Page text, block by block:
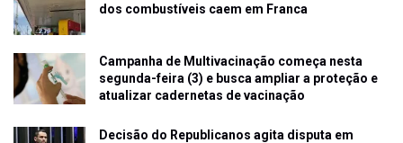
dos combustíveis caem em Franca
Campanha de Multivacinação começa nesta
segunda-feira (3) e busca ampliar a proteção e
atualizar cadernetas de vacinação
Decisão do Republicanos agita disputa em